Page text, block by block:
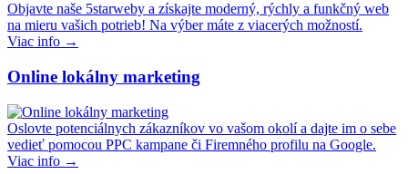
Objavte naše 5starweby a získajte moderný, rýchly a funkčný web
na mieru vašich potrieb! Na výber máte z viacerých možností.
Viac info →
Online lokálny marketing
Oslovte potenciálnych zákazníkov vo vašom okolí a dajte im o sebe
vedieť pomocou PPC kampane či Firemného profilu na Google.
Viac info →